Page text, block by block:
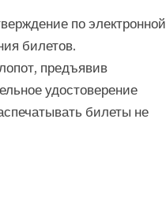
по электронной
билетов.
предъявив
удостоверение
билеты не